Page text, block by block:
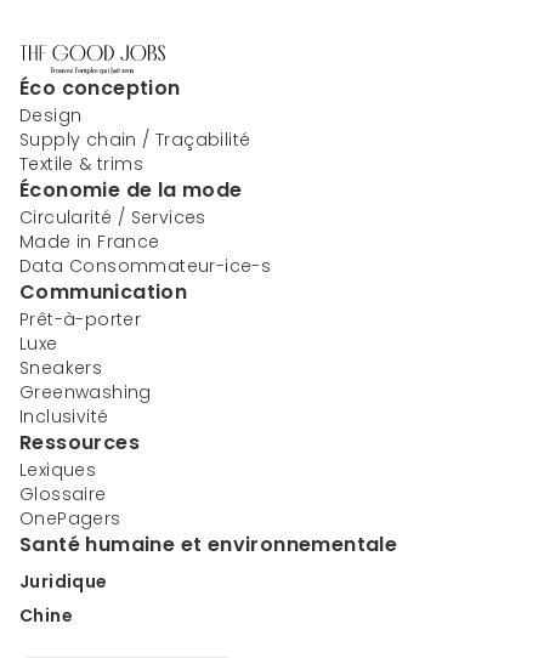
Éco conception
Design
Supply chain / Traçabilité
Textile & trims
Économie de la mode
Circularité / Services
Made in France
Data Consommateur-ice-s
Communication
Prêt-à-porter
Luxe
Sneakers
Greenwashing
Inclusivité
Ressources
Lexiques
Glossaire
OnePagers
Santé humaine et environnementale
Juridique
Chine